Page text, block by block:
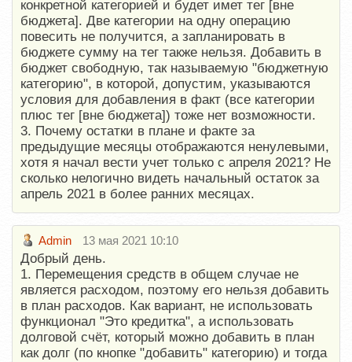
конкретной категорией и будет имет тег [вне
бюджета]. Две категории на одну операцию
повесить не получится, а запланировать в
бюджете сумму на тег также нельзя. Добавить в
бюджет свободную, так называемую "бюджетную
категорию", в которой, допустим, указываются
условия для добавления в факт (все категории
плюс тег [вне бюджета]) тоже нет возможности.
3. Почему остатки в плане и факте за
предыдущие месяцы отображаются ненулевыми,
хотя я начал вести учет только с апреля 2021? Не
сколько нелогично видеть начальный остаток за
апрель 2021 в более ранних месяцах.
Admin 13 мая 2021 10:10
Добрый день.
1. Перемещения средств в общем случае не
является расходом, поэтому его нельзя добавить
в план расходов. Как вариант, не использовать
функционал "Это кредитка", а использовать
долговой счёт, который можно добавить в план
как долг (по кнопке "добавить" категорию) и тогда